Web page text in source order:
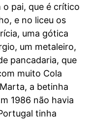
pai, que é crítico
e no liceu os
uma gótica
um metaleiro,
pancadaria, que
muito Cola
a betinha
1986 não havia
tinha